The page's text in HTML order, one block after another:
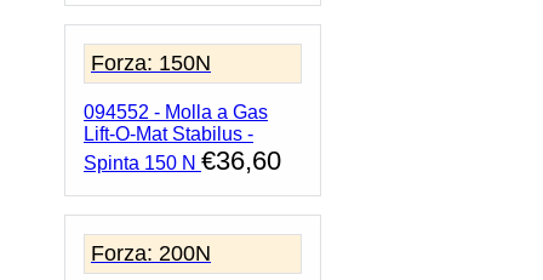
Forza: 150N
094552 - Molla a Gas
Lift-O-Mat Stabilus -
Spinta 150 N €36,60
Forza: 200N